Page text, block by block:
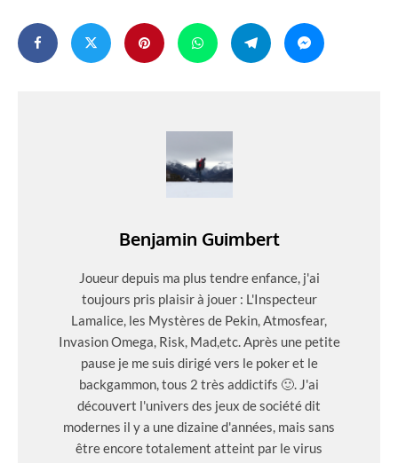
Benjamin Guimbert
Joueur depuis ma plus tendre enfance, j'ai
toujours pris plaisir à jouer : L'Inspecteur
Lamalice, les Mystères de Pekin, Atmosfear,
Invasion Omega, Risk, Mad,etc. Après une petite
pause je me suis dirigé vers le poker et le
backgammon, tous 2 très addictifs 🙂. J'ai
découvert l'univers des jeux de société dit
modernes il y a une dizaine d'années, mais sans
être encore totalement atteint par le virus